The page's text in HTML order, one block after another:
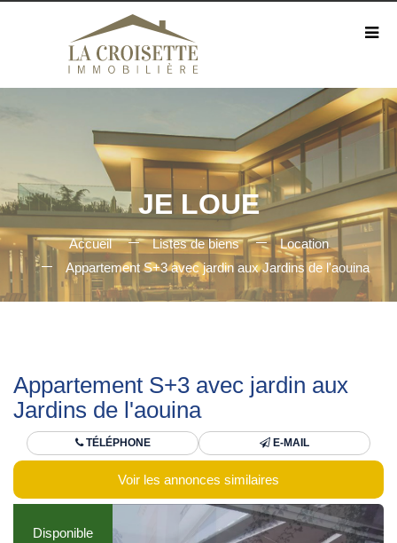
JE LOUE
Accueil Listes de biens
Location
Appartement S+3 avec jardin aux Jardins de l'aouina
Appartement S+3 avec jardin aux
Jardins de l'aouina
TÉLÉPHONE E-MAIL
Voir les annonces similaires
Disponible
Disponible